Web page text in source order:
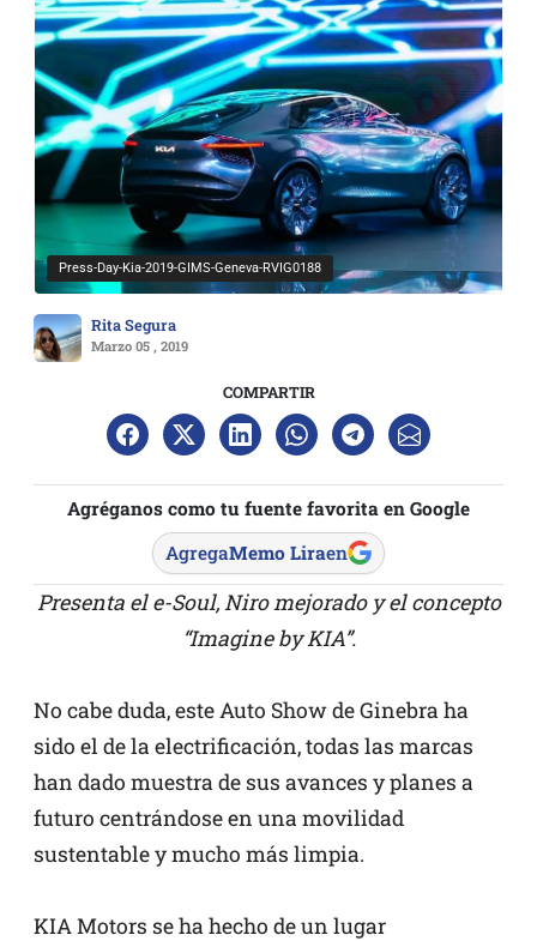
Press-Day-Kia-2019-GIMS-Geneva-RVIG0188
Rita Segura
Marzo 05 , 2019
COMPARTIR
Agréganos como tu fuente favorita en Google
AgregaMemo Liraen
Presenta el e-Soul, Niro mejorado y el concepto
“Imagine by KIA”.
No cabe duda, este Auto Show de Ginebra ha
sido el de la electrificación, todas las marcas
han dado muestra de sus avances y planes a
futuro centrándose en una movilidad
sustentable y mucho más limpia.
KIA Motors se ha hecho de un lugar